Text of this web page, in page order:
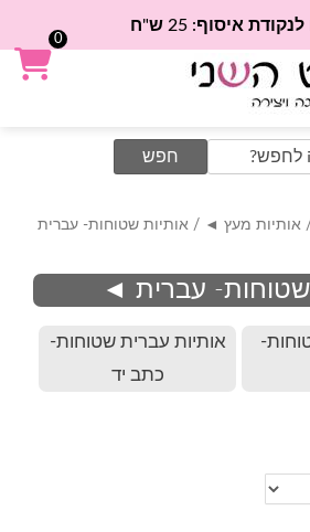
איסוף: 25 ש"ח
/ אותיות מעץ ◄ / אותיות שטוחות- עברית
שטוחות- עברית ◄
אותיות עברית שטוחות-
כתב יד
0